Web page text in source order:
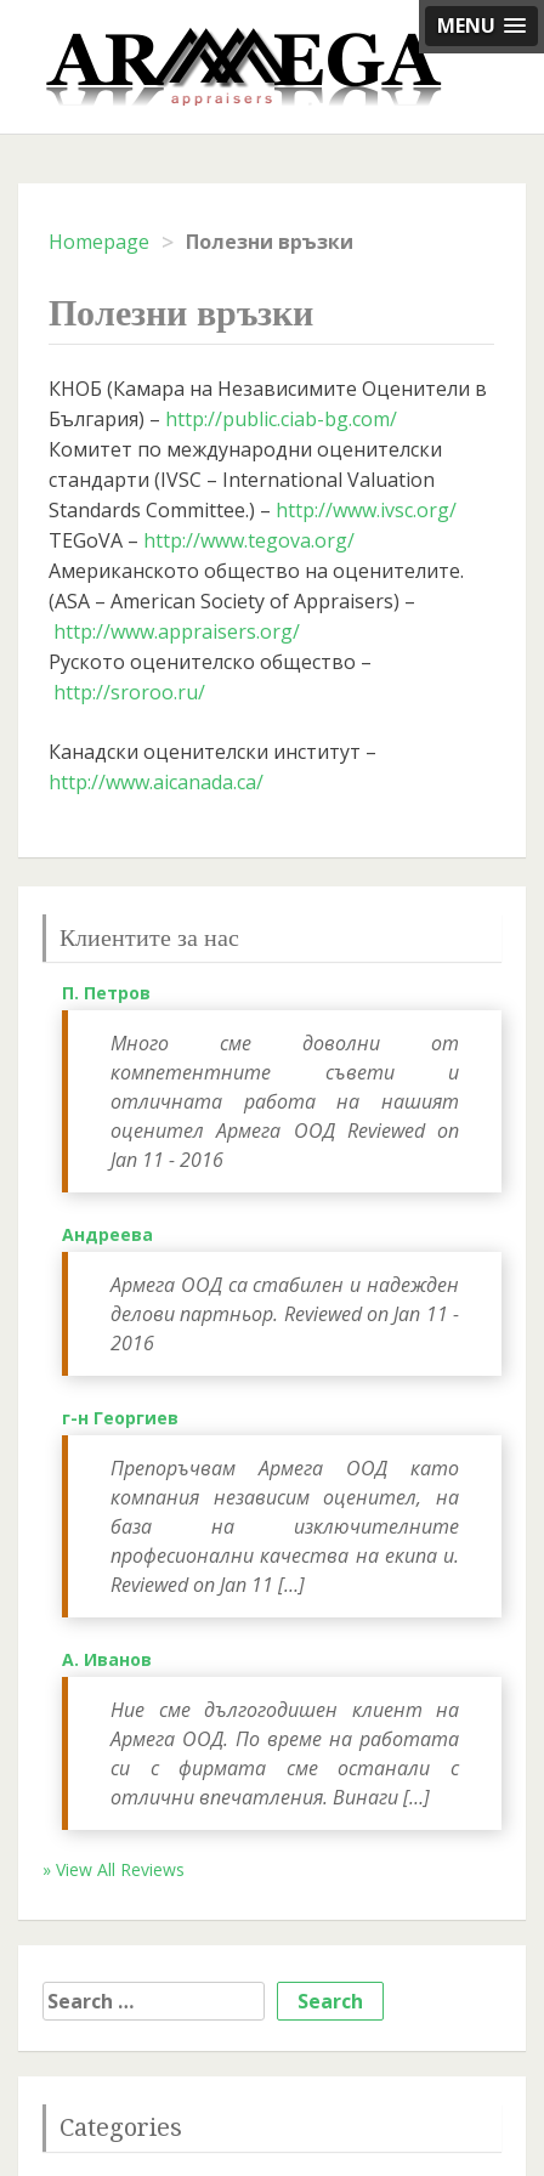
MENU
content
Homepage > Полезни връзки
Полезни връзки
КНОБ (Камара на Независимите Оценители в
България) – http://public.ciab-bg.com/
Комитет по международни оценителски
стандарти (IVSC – International Valuation
Standards Committee.) – http://www.ivsc.org/
TEGoVA – http://www.tegova.org/
Американското общество на оценителите.
(ASA – American Society of Appraisers) –
http://www.appraisers.org/
Руското оценителско общество –
http://sroroo.ru/
Канадски оценителски институт –
http://www.aicanada.ca/
Клиентите за нас
П. Петров
Много сме доволни от
компетентните съвети и
отличната работа на нашият
оценител Армега ООД Reviewed on
Jan 11 - 2016
Андреева
Армега ООД са стабилен и надежден
делови партньор. Reviewed on Jan 11 -
2016
г-н Георгиев
Препоръчвам Армега ООД като
компания независим оценител, на
база на изключителните
професионални качества на екипа и.
Reviewed on Jan 11 […]
А. Иванов
Ние сме дългогодишен клиент на
Армега ООД. По време на работата
си с фирмата сме останали с
отлични впечатления. Винаги […]
» View All Reviews
Search
for:
Categories